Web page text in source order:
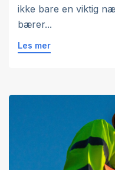
ikke bare en viktig
bærer...
Les mer